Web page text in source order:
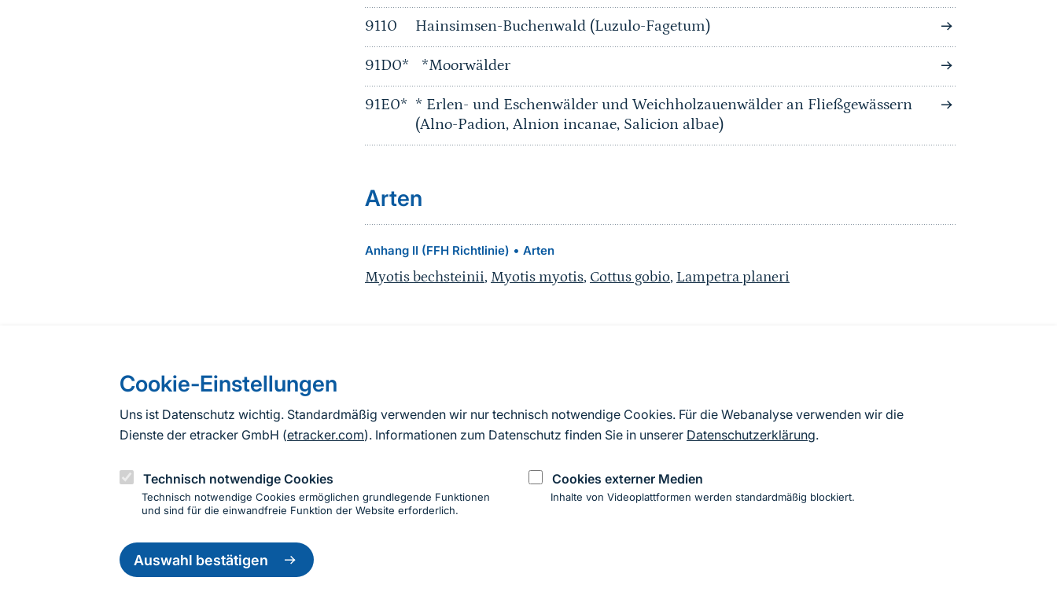
Cookie-Einstellungen
Uns ist Datenschutz wichtig. Standardmäßig verwenden wir nur technisch notwendige Cookies. Für die Webanalyse verwenden wir die
Dienste der etracker GmbH (etracker.com). Informationen zum Datenschutz finden Sie in unserer Datenschutzerklärung.
Technisch notwendige Cookies
Technisch notwendige Cookies ermöglichen grundlegende Funktionen
und sind für die einwandfreie Funktion der Website erforderlich.
Cookies externer Medien
Inhalte von Videoplattformen werden standardmäßig blockiert.
Auswahl bestätigen
Einwilligung
zurückziehen
9110 Hainsimsen-Buchenwald (Luzulo-Fagetum)
91D0* *Moorwälder
91E0* * Erlen- und Eschenwälder und Weichholzauenwälder an Fließgewässern
(Alno-Padion, Alnion incanae, Salicion albae)
Arten
Anhang II (FFH Richtlinie) • Arten
Myotis bechsteinii, Myotis myotis, Cottus gobio, Lampetra planeri
Nach Angaben der an die EU übermittelten Standarddatenbögen Deutschlands (Stand:
2019). Aus besonderen Schutzgründen enthalten die zur Veröffentlichung freigegebenen
Informationen zur Seite